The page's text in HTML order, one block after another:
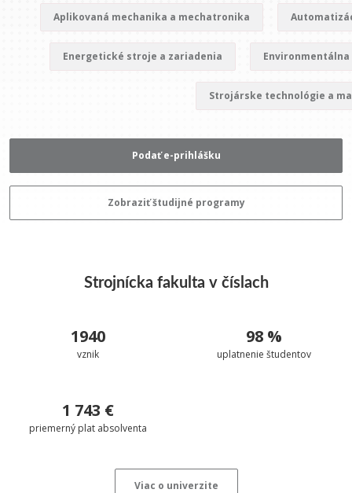
Aplikovaná mechanika a mechatronika
Energetické stroje a zariadenia
Strojárske technológie a
Podať e-prihlášku
Zobraziť študijné programy
Strojnícka fakulta v číslach
1940
vznik
98 %
uplatnenie študentov
1 743 €
priemerný plat absolventa
Viac o univerzite